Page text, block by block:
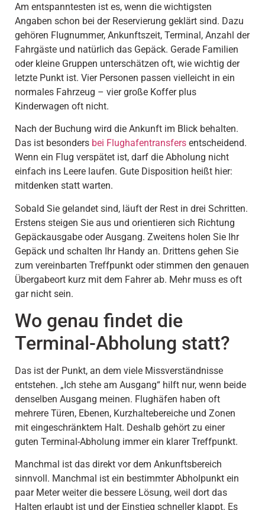
Am entspanntesten ist es, wenn die wichtigsten
Angaben schon bei der Reservierung geklärt sind. Dazu
gehören Flugnummer, Ankunftszeit, Terminal, Anzahl der
Fahrgäste und natürlich das Gepäck. Gerade Familien
oder kleine Gruppen unterschätzen oft, wie wichtig der
letzte Punkt ist. Vier Personen passen vielleicht in ein
normales Fahrzeug – vier große Koffer plus
Kinderwagen oft nicht.
Nach der Buchung wird die Ankunft im Blick behalten.
Das ist besonders bei Flughafentransfers entscheidend.
Wenn ein Flug verspätet ist, darf die Abholung nicht
einfach ins Leere laufen. Gute Disposition heißt hier:
mitdenken statt warten.
Sobald Sie gelandet sind, läuft der Rest in drei Schritten.
Erstens steigen Sie aus und orientieren sich Richtung
Gepäckausgabe oder Ausgang. Zweitens holen Sie Ihr
Gepäck und schalten Ihr Handy an. Drittens gehen Sie
zum vereinbarten Treffpunkt oder stimmen den genauen
Übergabeort kurz mit dem Fahrer ab. Mehr muss es oft
gar nicht sein.
Wo genau findet die
Terminal-Abholung statt?
Das ist der Punkt, an dem viele Missverständnisse
entstehen. „Ich stehe am Ausgang“ hilft nur, wenn beide
denselben Ausgang meinen. Flughäfen haben oft
mehrere Türen, Ebenen, Kurzhaltebereiche und Zonen
mit eingeschränktem Halt. Deshalb gehört zu einer
guten Terminal-Abholung immer ein klarer Treffpunkt.
Manchmal ist das direkt vor dem Ankunftsbereich
sinnvoll. Manchmal ist ein bestimmter Abholpunkt ein
paar Meter weiter die bessere Lösung, weil dort das
Halten erlaubt ist und der Einstieg schneller klappt. Es